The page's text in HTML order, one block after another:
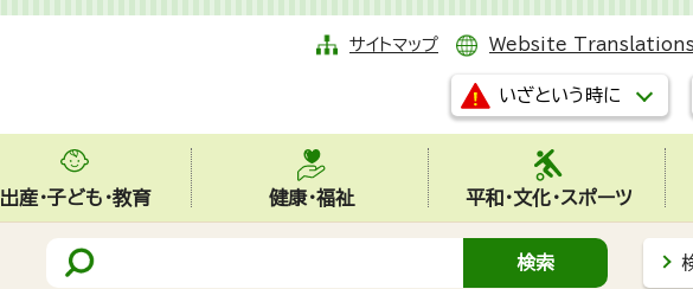
サイトマップ Website Translations
いざという時に
出産・子ども・教育 健康・福祉 平和・文化・スポーツ